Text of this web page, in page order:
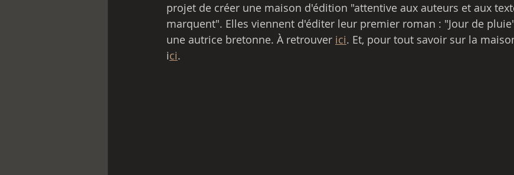
projet de créer une maison d'édition "attentive aux auteurs et aux
marquent". Elles viennent d'éditer leur premier roman : "Jour de
une autrice bretonne. À retrouver ici. Et, pour tout savoir sur la
ici.